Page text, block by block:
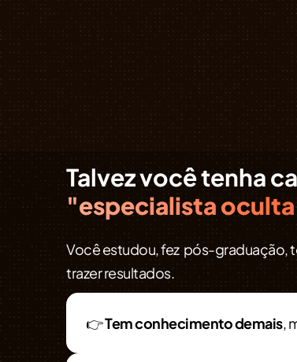
Talvez você tenha
"especialista
Você estudou, fez pós-graduação,
trazer resultados.
👉Tem conhecimento demais,